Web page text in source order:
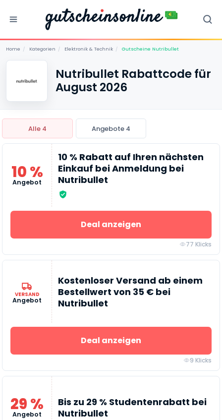
Home / Kategorien / Elektronik & Technik / Gutscheine Nutribullet
Nutribullet Rabattcode für
August 2026
Alle 4 Angebote 4
10 %
Angebot
10 % Rabatt auf Ihren nächsten
Einkauf bei Anmeldung bei
Nutribullet
Deal anzeigen
77 Klicks
VERSAND
Angebot
Kostenloser Versand ab einem
Bestellwert von 35 € bei
Nutribullet
Deal anzeigen
9 Klicks
29 %
Angebot
Bis zu 29 % Studentenrabatt bei
Nutribullet